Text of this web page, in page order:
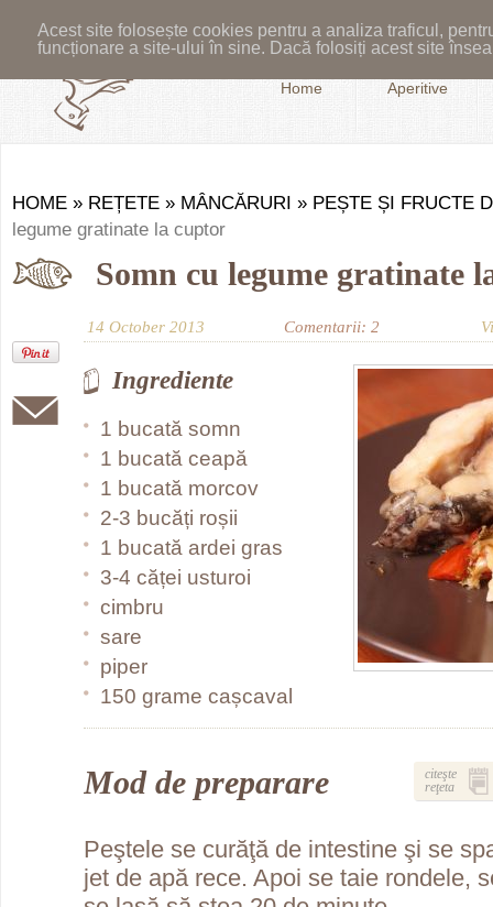
Acest site folosește cookies pentru a analiza traficul,
funcționare a site-ului în sine. Dacă folosiți acest site
Home Aperitive
HOME » REȚETE » MÂNCĂRURI » PEȘTE ȘI FRUCTE
legume gratinate la cuptor
Somn cu legume gratinate
14 October 2013 Comentarii: 2
Ingrediente
1 bucată somn
1 bucată ceapă
1 bucată morcov
2-3 bucăți roșii
1 bucată ardei gras
3-4 căței usturoi
cimbru
sare
piper
150 grame cașcaval
Mod de preparare
citeşte
reţeta
Peştele se curăţă de intestine şi se
jet de apă rece. Apoi se taie rondele,